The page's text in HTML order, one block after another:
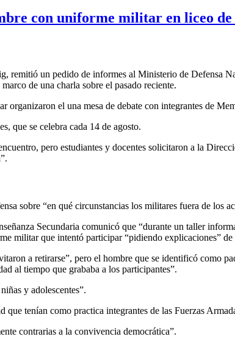
con uniforme militar en liceo
un pedido de informes al Ministerio de Defensa
de una charla sobre el pasado reciente.
organizaron el una mesa de debate con integrantes de
que se celebra cada 14 de agosto.
pero estudiantes y docentes solicitaron a la
sobre “en qué circunstancias los militares fuera de los
Secundaria comunicó que “durante un taller
militar que intentó participar “pidiendo explicaciones”
a retirarse”, pero el hombre que se identificó como
al tiempo que grababa a los participantes”.
y adolescentes”.
tenían como practica integrantes de las Fuerzas
contrarias a la convivencia democrática”.